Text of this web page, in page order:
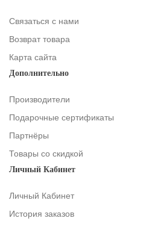
Связаться с нами
Возврат товара
Карта сайта
Дополнительно
Производители
Подарочные сертификаты
Партнёры
Товары со скидкой
Личный Кабинет
Личный Кабинет
История заказов